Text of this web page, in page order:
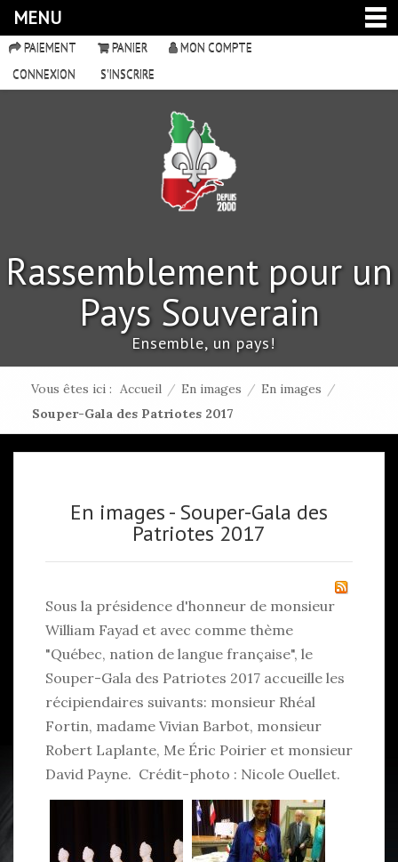
MENU
PAIEMENT PANIER
MON COMPTE
CONNEXION
S'INSCRIRE
Rassemblement pour un
Pays Souverain
Ensemble, un pays!
Vous êtes ici : Accueil / En images / En images /
Souper-Gala des Patriotes 2017
En images - Souper-Gala des
Patriotes 2017
Sous la présidence d'honneur de monsieur
William Fayad et avec comme thème
"Québec, nation de langue française", le
Souper-Gala des Patriotes 2017 accueille les
récipiendaires suivants: monsieur Rhéal
Fortin, madame Vivian Barbot, monsieur
Robert Laplante, Me Éric Poirier et monsieur
David Payne. Crédit-photo : Nicole Ouellet.